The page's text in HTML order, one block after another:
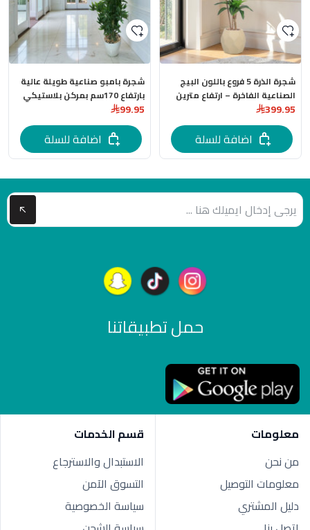
شجرة الذرة 5 فروع باللون البيج
الصناعية الفاخرة – ارتفاع مترين
مركن فايبر
399.95
اضافة للسلة
شجرة بامبو صناعية طويلة عالية
بارتفاع 170سم بمركن بلاستيكي
بعدة اللوان
99.95
اضافة للسلة
حمل تطبيقاتنا
معلومات
من نحن
معلومات التوصيل
دليل المشتري
قسم الخدمات
الاستبدال والاسترجاع
التسوق الآمن
سياسة الخصوصية